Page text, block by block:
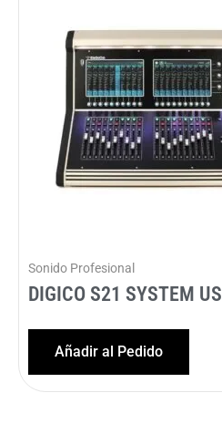
Sonido Profesional
DIGICO S21 SYSTEM US
Añadir al Pedido